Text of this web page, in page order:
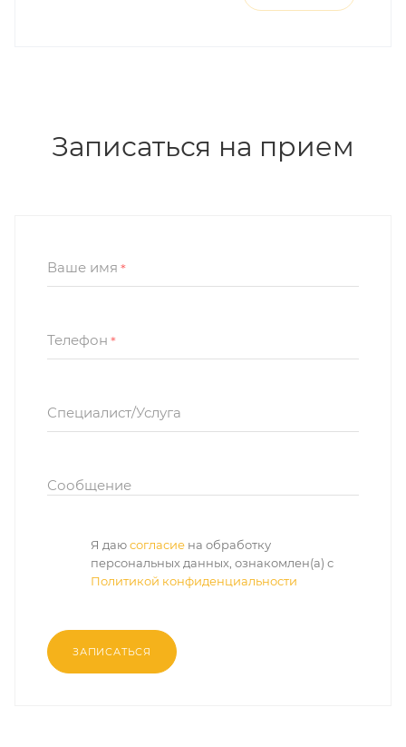
Записаться на прием
Ваше имя *
Телефон *
Специалист/Услуга
Сообщение
Я даюсогласие на обработку
персональных данных, ознакомлен(а) с
Политикой конфиденциальности
ЗАПИСАТЬСЯ